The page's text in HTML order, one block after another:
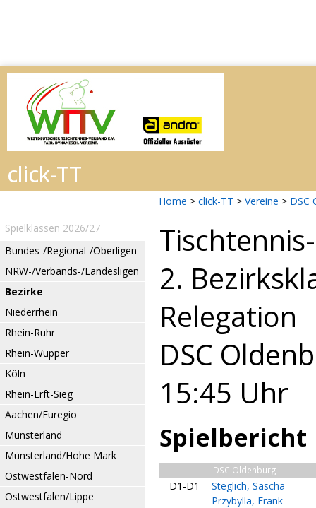
Home > click-TT > Vereine > DSC
Spielklassen 2026/27
Bundes-/Regional-/Oberligen
NRW-/Verbands-/Landesligen
Bezirke
Niederrhein
Rhein-Ruhr
Rhein-Wupper
Köln
Rhein-Erft-Sieg
Aachen/Euregio
Münsterland
Münsterland/Hohe Mark
Ostwestfalen-Nord
Ostwestfalen/Lippe
2.
Relegation
DSC
15:45 Uhr
Spielbericht
DSC Oldenburg
D1-D1
Steglich, Sascha
Przybylla, Frank